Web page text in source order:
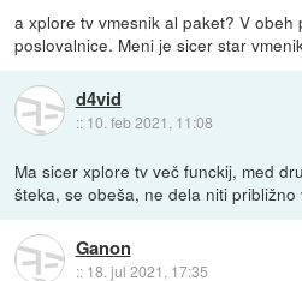
a xplore tv vmesnik al paket? V obeh
poslovalnice. Meni je sicer star
d4vid
:: 10. feb 2021, 11:08
Ma sicer xplore tv več funckij, med
šteka, se obeša, ne dela niti približno
Ganon
:: 18. jul 2021, 17:35